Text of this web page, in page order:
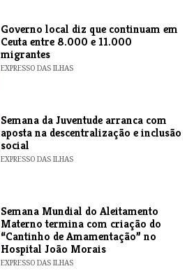
​Governo local diz que continuam em
Ceuta entre 8.000 e 11.000
migrantes
EXPRESSO DAS ILHAS
Semana da Juventude arranca com
aposta na descentralização e inclusão
social
EXPRESSO DAS ILHAS
Semana Mundial do Aleitamento
Materno termina com criação do
“Cantinho de Amamentação” no
Hospital João Morais
EXPRESSO DAS ILHAS